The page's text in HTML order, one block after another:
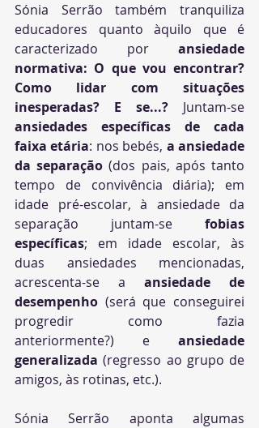
Sónia Serrão também tranquiliza
educadores quanto àquilo que é
caracterizado por ansiedade
normativa: O que vou encontrar?
Como lidar com situações
inesperadas? E se...?
ansiedades específicas de cada
faixa etária: nos bebés, a ansiedade
da separação (dos pais, após tanto
tempo de convivência diária); em
idade pré-escolar, à ansiedade da
separação juntam-se fobias
específicas; em idade escolar, às
duas ansiedades mencionadas,
acrescenta-se a ansiedade de
desempenho (será que conseguirei
progredir como fazia
anteriormente?) e ansiedade
generalizada (regresso ao grupo de
amigos, às rotinas, etc.).